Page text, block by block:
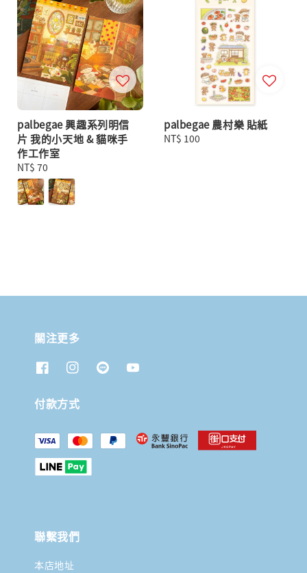
palbegae 興趣系列明信
片 我的小天地 & 貓咪手
作工作室
Regular
price
NT$ 70
palbegae 農村樂 貼紙
Regular
NT$ 100
關注更多
付款方式
聯繫我們
本店地址